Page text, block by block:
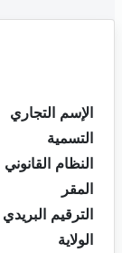
الإسم التجاري
التسمية
النظام القانوني
المقر
الترقيم البريدي
الولاية